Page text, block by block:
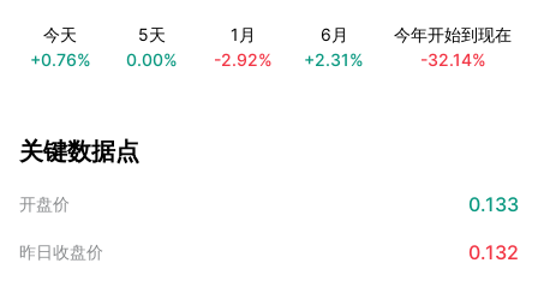
今天
+0.76%
5天
0.00%
1月
-2.92%
6月
+2.31%
今年开始到现在
-32.14%
关键数据点
开盘价 0.133
昨日收盘价 0.132